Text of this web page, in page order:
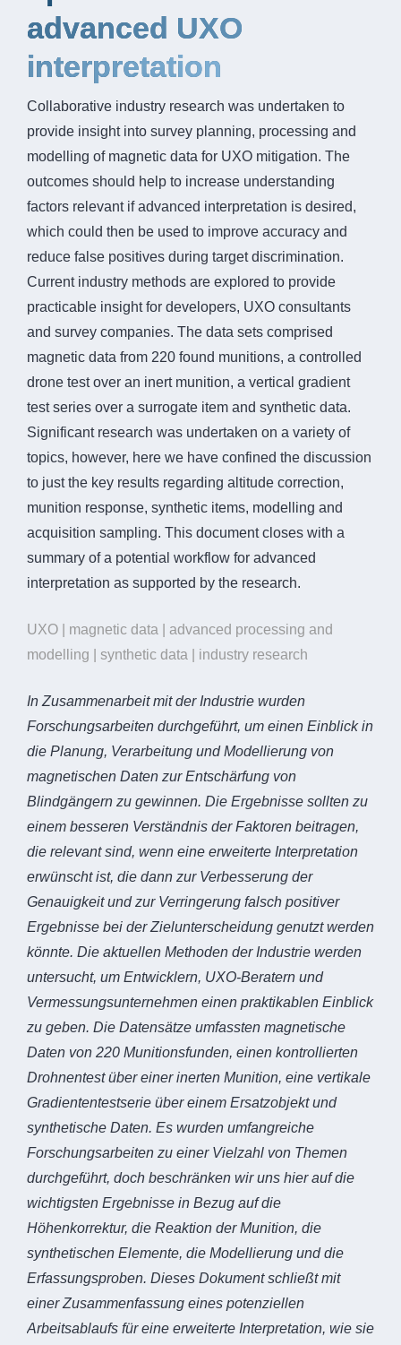
advanced UXO
interpretation
Collaborative industry research was undertaken to
provide insight into survey planning, processing and
modelling of magnetic data for UXO mitigation. The
outcomes should help to increase understanding
factors relevant if advanced interpretation is desired,
which could then be used to improve accuracy and
reduce false positives during target discrimination.
Current industry methods are explored to provide
practicable insight for developers, UXO consultants
and survey companies. The data sets comprised
magnetic data from 220 found munitions, a controlled
drone test over an inert munition, a vertical gradient
test series over a surrogate item and synthetic data.
Significant research was undertaken on a variety of
topics, however, here we have confined the discussion
to just the key results regarding altitude correction,
munition response, synthetic items, modelling and
acquisition sampling. This document closes with a
summary of a potential workflow for advanced
interpretation as supported by the research.
UXO | magnetic data | advanced processing and
modelling | synthetic data | industry research
In Zusammenarbeit mit der Industrie wurden
Forschungsarbeiten durchgeführt, um einen Einblick in
die Planung, Verarbeitung und Modellierung von
magnetischen Daten zur Entschärfung von
Blindgängern zu gewinnen. Die Ergebnisse sollten zu
einem besseren Verständnis der Faktoren beitragen,
die relevant sind, wenn eine erweiterte Interpretation
erwünscht ist, die dann zur Verbesserung der
Genauigkeit und zur Verringerung falsch positiver
Ergebnisse bei der Zielunterscheidung genutzt werden
könnte. Die aktuellen Methoden der Industrie werden
untersucht, um Entwicklern, UXO-Beratern und
Vermessungsunternehmen einen praktikablen Einblick
zu geben. Die Datensätze umfassten magnetische
Daten von 220 Munitionsfunden, einen kontrollierten
Drohnentest über einer inerten Munition, eine vertikale
Gradiententestserie über einem Ersatzobjekt und
synthetische Daten. Es wurden umfangreiche
Forschungsarbeiten zu einer Vielzahl von Themen
durchgeführt, doch beschränken wir uns hier auf die
wichtigsten Ergebnisse in Bezug auf die
Höhenkorrektur, die Reaktion der Munition, die
synthetischen Elemente, die Modellierung und die
Erfassungsproben. Dieses Dokument schließt mit
einer Zusammenfassung eines potenziellen
Arbeitsablaufs für eine erweiterte Interpretation, wie sie